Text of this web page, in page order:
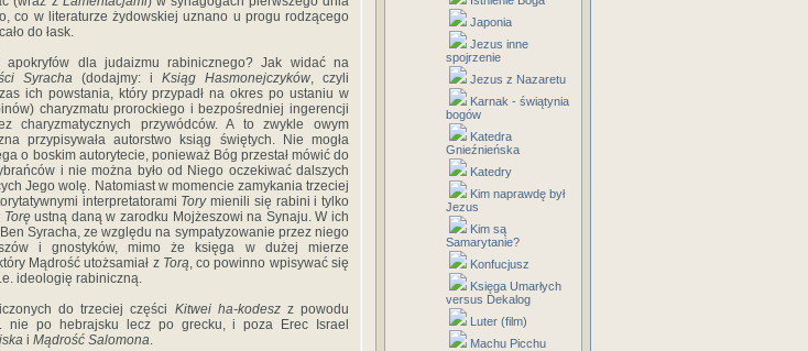
co w literaturze żydowskiej uznano u progu rodzącego
do łask.
apokryfów dla judaizmu rabinicznego? Jak widać na
Syracha (dodajmy: i Ksiąg Hasmonejczyków, czyli
ich powstania, który przypadł na okres po ustaniu w
charyzmatu prorockiego i bezpośredniej ingerencji
charyzmatycznych przywódców. A to zwykle owym
przypisywała autorstwo ksiąg świętych. Nie mogła
o boskim autorytecie, ponieważ Bóg przestał mówić do
i nie można było od Niego oczekiwać dalszych
Jego wolę. Natomiast w momencie zamykania trzeciej
interpretatorami Torymienili się rabini i tylko
Toręustną daną w zarodku Mojżeszowi na Synaju. W ich
Syracha, ze względu na sympatyzowanie przez niego
i gnostyków, mimo że księga w dużej mierze
Mądrość utożsamiał z Torą, co powinno wpisywać się
ideologię rabiniczną.
do trzeciej części Kitwei ha-kodeszz powodu
nie po hebrajsku lecz po grecku, i poza Erec Israel
i Mądrość Salomona.
Japonia
Jezus inne
spojrzenie
Jezus z Nazaretu
Karnak - świątynia
bogów
Katedra
Gnieźnieńska
Katedry
Kim naprawdę był
Jezus
Kim są
Samarytanie?
Konfucjusz
Księga Umarłych
versus Dekalog
Luter (film)
Machu Picchu